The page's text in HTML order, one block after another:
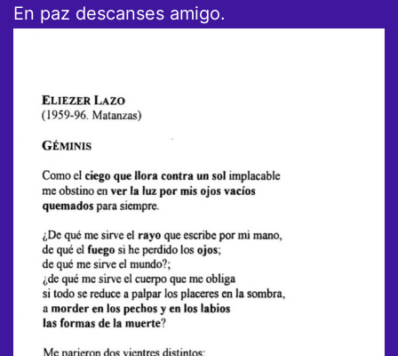
En paz descanses amigo.